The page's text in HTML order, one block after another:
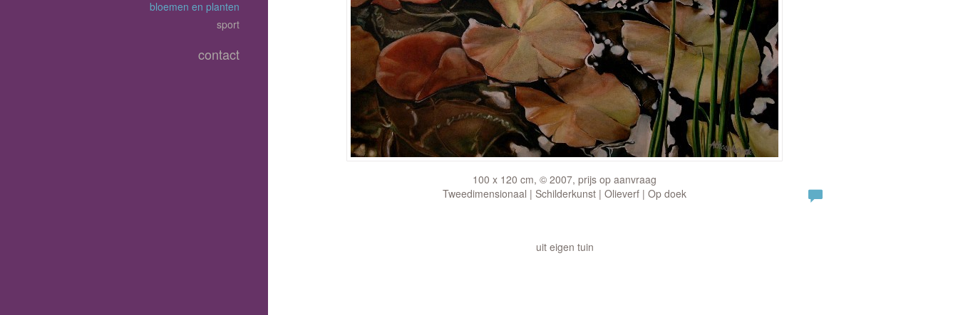
100 x 120 cm, © 2007, prijs op aanvraag
Tweedimensionaal | Schilderkunst | Olieverf | Op doek
uit eigen tuin
bloemen en planten
sport
contact